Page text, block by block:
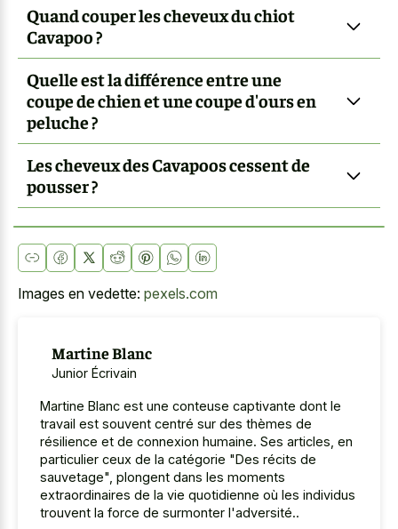
Quand couper les cheveux du chiot
Cavapoo ?
Quelle est la différence entre une
coupe de chien et une coupe d'ours en
peluche ?
Les cheveux des Cavapoos cessent de
pousser ?
Images en vedette: pexels.com
Martine Blanc
Junior Écrivain
Martine Blanc est une conteuse captivante dont le
travail est souvent centré sur des thèmes de
résilience et de connexion humaine. Ses articles, en
particulier ceux de la catégorie "Des récits de
sauvetage", plongent dans les moments
extraordinaires de la vie quotidienne où les individus
trouvent la force de surmonter l'adversité..